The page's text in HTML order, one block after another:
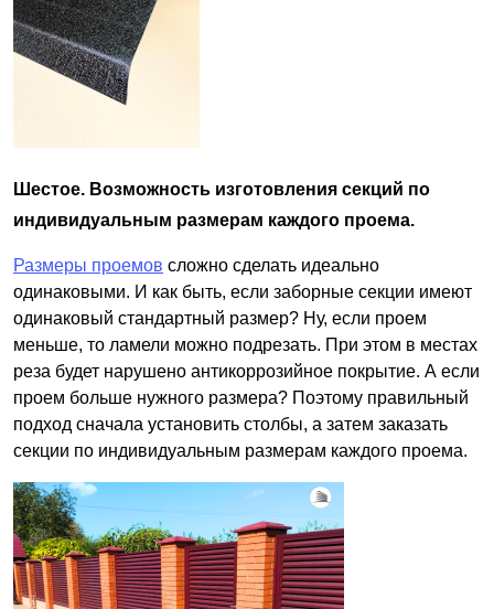
Шестое. Возможность изготовления секций по
индивидуальным размерам каждого проема.
Размеры проемов сложно сделать идеально
одинаковыми. И как быть, если заборные секции имеют
одинаковый стандартный размер? Ну, если проем
меньше, то ламели можно подрезать. При этом в местах
реза будет нарушено антикоррозийное покрытие. А если
проем больше нужного размера? Поэтому правильный
подход сначала установить столбы, а затем заказать
секции по индивидуальным размерам каждого проема.